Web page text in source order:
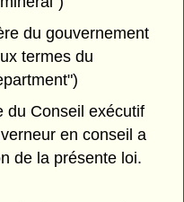
du gouvernement
termes du
du Conseil exécutif
en conseil a
de la présente loi.